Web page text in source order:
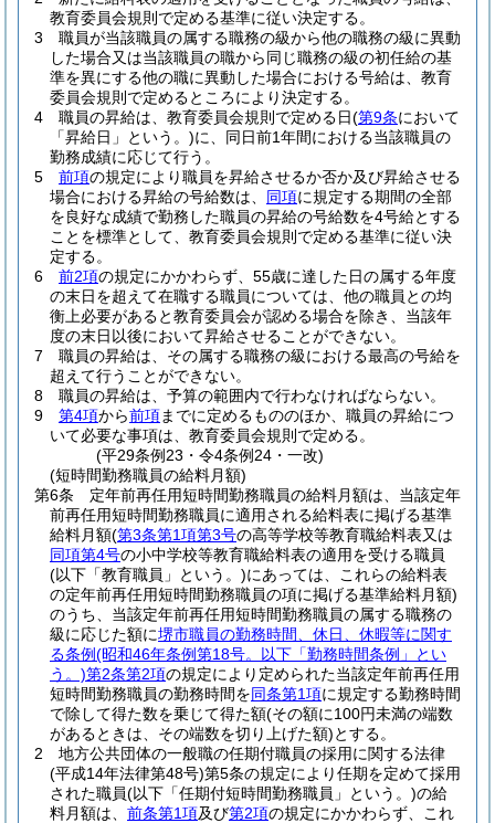
教育委員会規則で定める基準に従い決定する。
3
職員が当該職員の属する職務の級から他の職務の級に異動
した場合又は当該職員の職から同じ職務の級の初任給の基
準を異にする他の職に異動した場合における号給は、教育
委員会規則で定めるところにより決定する。
4
職員の昇給は、教育委員会規則で定める日(第9条において
「昇給日」という。)に、同日前1年間における当該職員の
勤務成績に応じて行う。
5
前項の規定により職員を昇給させるか否か及び昇給させる
場合における昇給の号給数は、 同項に規定する期間の全部
を良好な成績で勤務した職員の昇給の号給数を4号給とする
ことを標準として、教育委員会規則で定める基準に従い決
定する。
6
前2項の規定にかかわらず、55歳に達した日の属する年度
の末日を超えて在職する職員については、他の職員との均
衡上必要があると教育委員会が認める場合を除き、当該年
度の末日以後において昇給させることができない。
7
職員の昇給は、その属する職務の級における最高の号給を
超えて行うことができない。
8
職員の昇給は、予算の範囲内で行わなければならない。
9
第4項から前項までに定めるもののほか、職員の昇給につ
いて必要な事項は、教育委員会規則で定める。
(平29条例23・令4条例24・一改)
(短時間勤務職員の給料月額)
第6条
定年前再任用短時間勤務職員の給料月額は、当該定年
前再任用短時間勤務職員に適用される給料表に掲げる基準
給料月額(第3条第1項第3号の高等学校等教育職給料表又は
同項第4号の小中学校等教育職給料表の適用を受ける職員
(以下「教育職員」という。)にあっては、これらの給料表
の定年前再任用短時間勤務職員の項に掲げる基準給料月額)
のうち、当該定年前再任用短時間勤務職員の属する職務の
級に応じた額に堺市職員の勤務時間、休日、休暇等に関す
る条例(昭和46年条例第18号。以下「勤務時間条例」とい
う。)第2条第2項の規定により定められた当該定年前再任用
短時間勤務職員の勤務時間を同条第1項に規定する勤務時間
で除して得た数を乗じて得た額(その額に100円未満の端数
があるときは、その端数を切り上げた額)とする。
2
地方公共団体の一般職の任期付職員の採用に関する法律
(平成14年法律第48号)第5条の規定により任期を定めて採用
された職員(以下「任期付短時間勤務職員」という。)の給
料月額は、 前条第1項及び第2項の規定にかかわらず、これ